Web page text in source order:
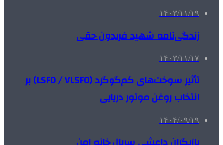
۱۴۰۳/۱۱/۱۹
زندگی‌نامه شهید فریدون حقی
۱۴۰۳/۱۱/۱۷
تأثیر سوخت‌های کم‌گوگرد (LSFO / VLSFO) بر
انتخاب روغن موتور دریایی
۱۴۰۴/۰۹/۱۹